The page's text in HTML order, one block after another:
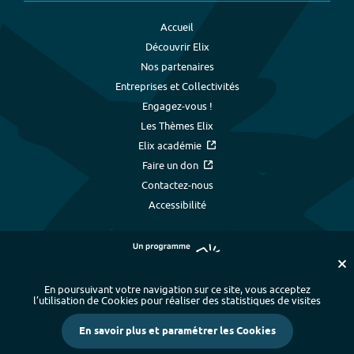
Accueil
Découvrir Elix
Nos partenaires
Entreprises et Collectivités
Engagez-vous !
Les Thèmes Elix
Elix académie
Faire un don
Contactez-nous
Accessibilité
Plan du site - Index alphabétique
-
Mentions légales et données personnelles
- Paramétrer les cookies
Crédits
En poursuivant votre navigation sur ce site, vous acceptez
l’utilisation de Cookies pour réaliser des statistiques de visites
En savoir plus et paramétrer les Cookies